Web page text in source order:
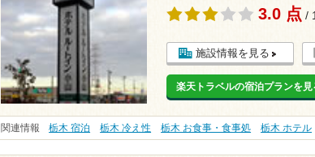
3.0 点 /
施設情報を見る
楽天トラベルの宿泊プランを見
関連情報 栃木 宿泊 栃木 冷え性 栃木 お食事・食事処 栃木 ホテル